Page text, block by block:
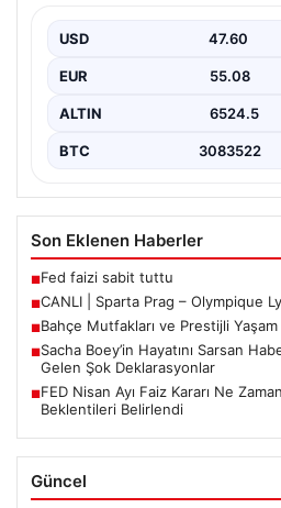
USD 47.60
EUR 55.08
ALTIN 6524.5
BTC 3083522
Son Eklenen Haberler
■Fed faizi sabit tuttu
■CANLI | Sparta Prag – Olympique
■Bahçe Mutfakları ve Prestijli Yaşam
■Sacha Boey’in Hayatını Sarsan
Gelen Şok Deklarasyonlar
■FED Nisan Ayı Faiz Kararı Ne
Beklentileri Belirlendi
Güncel